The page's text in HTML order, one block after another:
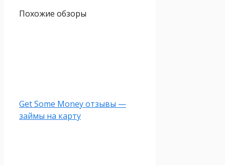
Похожие обзоры
Get Some Money отзывы —
займы на карту